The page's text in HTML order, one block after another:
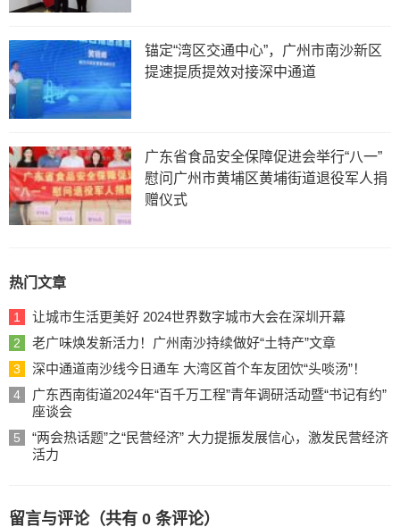
锚定“湾区交通中心”，广州市南沙新区
提速提质提效对接深中通道
广东省食品安全保障促进会举行“八一”
慰问广州市黄埔区黄埔街道退役军人捐
赠仪式
热门文章
1 让城市生活更美好 2024世界数字城市大会在深圳开幕
2 老广味焕发新活力！广州南沙持续做好“土特产”文章
3 深中通道南沙线今日通车 大湾区首个车友团饮“头啖汤”！
4
广东西南街道2024年“百千万工程”青年调研活动暨“书记有约”
座谈会
5
“两会热话题”之“民营经济” 大力提振发展信心，激发民营经济
活力
留言与评论（共有 0 条评论）